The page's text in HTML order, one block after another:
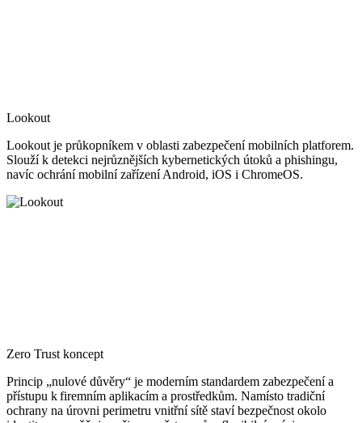
Lookout
Lookout je průkopníkem v oblasti zabezpečení mobilních platforem.
Slouží k detekci nejrůznějších kybernetických útoků a phishingu,
navíc ochrání mobilní zařízení Android, iOS i ChromeOS.
Zero Trust koncept
Princip „nulové důvěry“ je moderním standardem zabezpečení a
přístupu k firemním aplikacím a prostředkům. Namísto tradiční
ochrany na úrovni perimetru vnitřní sítě staví bezpečnost okolo